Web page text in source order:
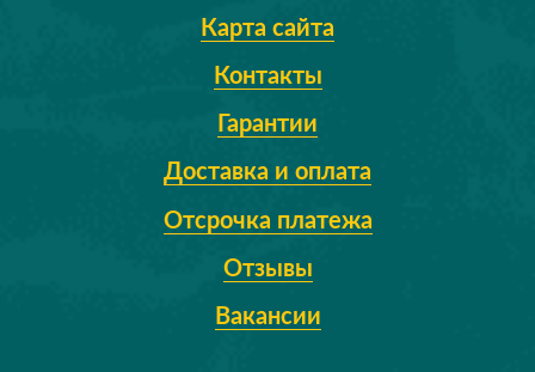
Карта сайта
Контакты
Гарантии
Доставка и оплата
Отсрочка платежа
Отзывы
Вакансии